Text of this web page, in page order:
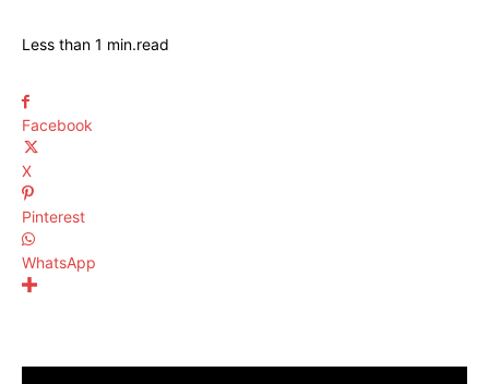
Less than 1 min.read
Facebook
X
Pinterest
WhatsApp